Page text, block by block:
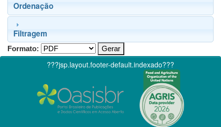
Ordenação
Filtragem
Formato:
???jsp.layout.footer-default.indexado???